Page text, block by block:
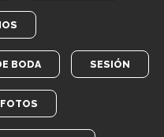
BODA SESIÓN